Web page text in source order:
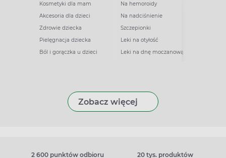
Kosmetyki dla mam
Akcesoria dla dzieci
Zdrowie dziecka
Pielęgnacja dziecka
Ból i gorączka u dzieci
Na hemoroidy
Na nadciśnienie
Szczepionki
Leki na otyłość
Leki na dnę moczanową
Zobacz więcej
2 600 punktów odbioru 20 tys. produktów